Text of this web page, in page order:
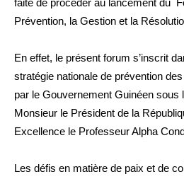
faite de procéder au lancement du
Prévention, la Gestion et la
En effet, le présent forum s’inscrit
stratégie nationale de prévention
par le Gouvernement Guinéen sous
Monsieur le Président de la
Excellence le Professeur Alpha
Les défis en matière de paix et de